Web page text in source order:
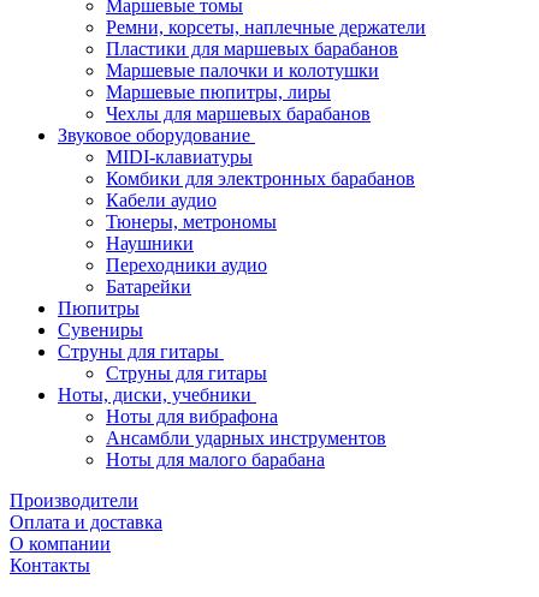
Маршевые томы
Ремни, корсеты, наплечные держатели
Пластики для маршевых барабанов
Маршевые палочки и колотушки
Маршевые пюпитры, лиры
Чехлы для маршевых барабанов
Звуковое оборудование
MIDI-клавиатуры
Комбики для электронных барабанов
Кабели аудио
Тюнеры, метрономы
Наушники
Переходники аудио
Батарейки
Пюпитры
Сувениры
Струны для гитары
Струны для гитары
Ноты, диски, учебники
Ноты для вибрафона
Ансамбли ударных инструментов
Ноты для малого барабана
Производители
Оплата и доставка
О компании
Контакты